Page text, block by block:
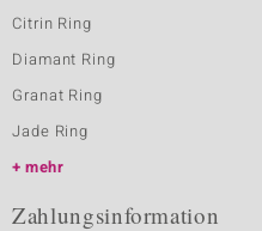
Citrin Ring
Diamant Ring
Granat Ring
Jade Ring
mehr
Zahlungsinformation